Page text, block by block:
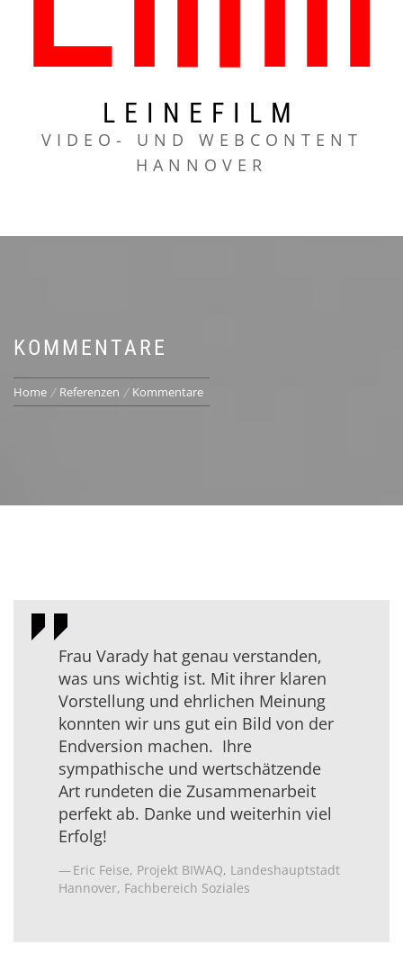
LEINEFILM
VIDEO- UND WEBCONTENT
HANNOVER
KOMMENTARE
Home Referenzen Kommentare
Frau Varady hat genau verstanden,
was uns wichtig ist. Mit ihrer klaren
Vorstellung und ehrlichen Meinung
konnten wir uns gut ein Bild von der
Endversion machen. Ihre
sympathische und wertschätzende
Art rundeten die Zusammenarbeit
perfekt ab. Danke und weiterhin viel
Erfolg!
Eric Feise, Projekt BIWAQ, Landeshauptstadt
Hannover, Fachbereich Soziales